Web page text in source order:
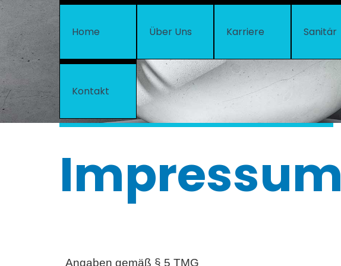
Home Über Uns Karriere Sanitär
Kontakt
Impressum
Angaben gemäß § 5 TMG